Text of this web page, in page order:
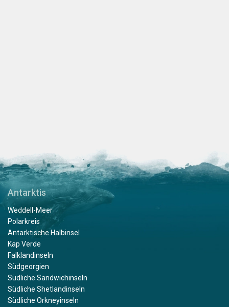
Antarktis
Weddell-Meer
Polarkreis
Antarktische Halbinsel
Kap Verde
Falklandinseln
Südgeorgien
Südliche Sandwichinseln
Südliche Shetlandinseln
Südliche Orkneyinseln